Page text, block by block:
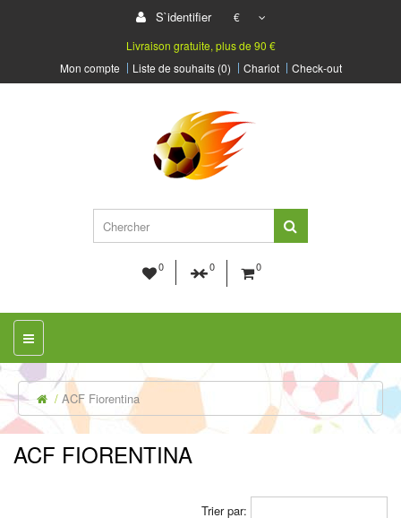
S`identifier
€
Livraison gratuite, plus de 90 €
Mon compte
Liste de souhaits (0) Chariot Check-out
0 0 0
ACF Fiorentina
ACF FIORENTINA
Trier par: